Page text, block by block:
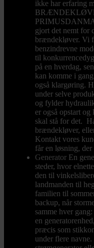
ikke har erfaring
gjort det nemt for
brændekløver. Vi
benzindrevne
til
på en hverdag,
kan komme i
også klargøring.
under selve
og fylder
er også opstart
skal stå for det.
brændekløver,
Kontakt vores
får en løsning,
Generator En
steder, hvor
den til
landmanden til
familien til
backup, når
samme hver
en
præcis som
under flere